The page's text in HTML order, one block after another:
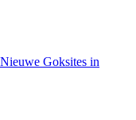
Goksites in